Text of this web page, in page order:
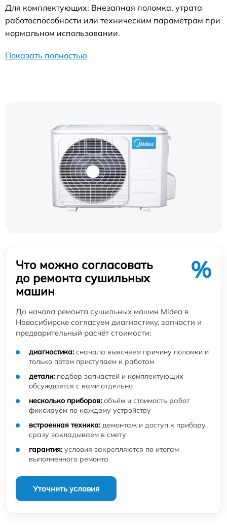
Для комплектующих: Внезапная поломка, утрата
работоспособности или техническим параметрам при
нормальном использовании.
Показать полностью
Что можно согласовать
до ремонта сушильных
машин
%
До начала ремонта сушильных машин Midea в
Новосибирске согласуем диагностику, запчасти и
предварительный расчёт стоимости:
диагностика: сначала выясняем причину поломки и
только потом приступаем к работам
детали: подбор запчастей и комплектующих
обсуждается с вами отдельно
несколько приборов: объём и стоимость работ
фиксируем по каждому устройству
встроенная техника: демонтаж и доступ к прибору
сразу закладываем в смету
гарантия: условия закрепляются по итогам
выполненного ремонта
Уточнить условия